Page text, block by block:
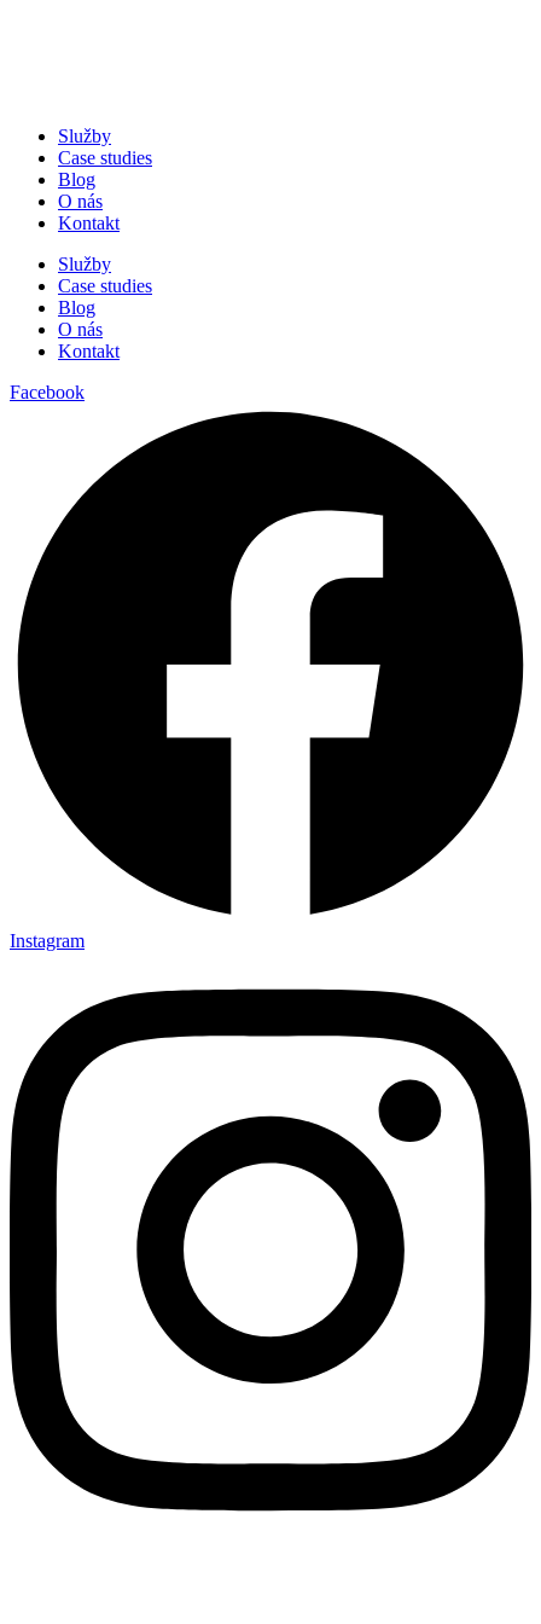
Služby
Case studies
Blog
O nás
Kontakt
Služby
Case studies
Blog
O nás
Kontakt
Facebook
Instagram